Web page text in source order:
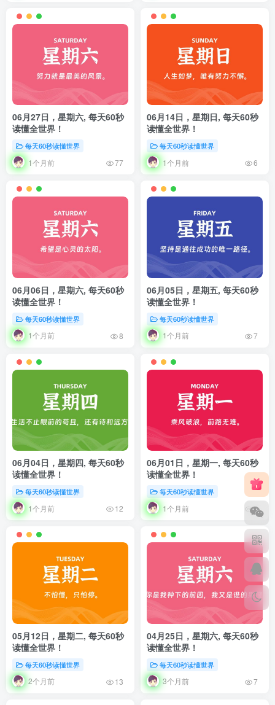
06月27日，星期六, 每天60秒
读懂全世界！
每天60秒读懂世界
1个月前 77
06月14日，星期日, 每天60秒
读懂全世界！
每天60秒读懂世界
1个月前 6
06月06日，星期六, 每天60秒
读懂全世界！
每天60秒读懂世界
1个月前 8
06月05日，星期五, 每天60秒
读懂全世界！
每天60秒读懂世界
1个月前 7
06月04日，星期四, 每天60秒
读懂全世界！
每天60秒读懂世界
1个月前 12
06月01日，星期一, 每天60秒
读懂全世界！
每天60秒读懂世界
1个月前 7
05月12日，星期二, 每天60秒
读懂全世界！
每天60秒读懂世界
2个月前 13
04月25日，星期六, 每天60秒
读懂全世界！
每天60秒读懂世界
3个月前 7